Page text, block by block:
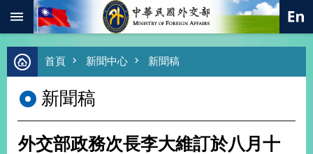
跳到主要內容區塊
進
階
尋
熱
首頁 新聞中心 新聞稿
新聞稿
外交部政務次長李大維訂於八月十